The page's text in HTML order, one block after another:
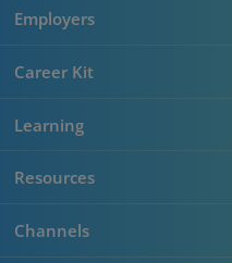
Employers
Career Kit
Learning
Resources
Channels